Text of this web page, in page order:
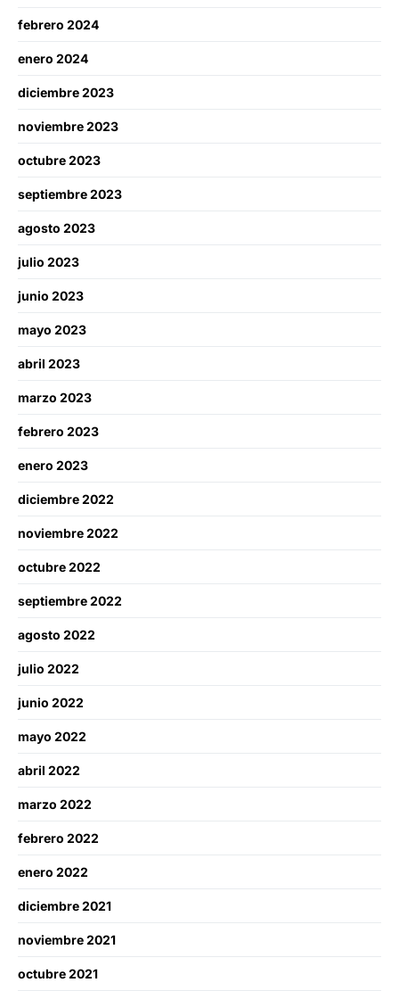
febrero 2024
enero 2024
diciembre 2023
noviembre 2023
octubre 2023
septiembre 2023
agosto 2023
julio 2023
junio 2023
mayo 2023
abril 2023
marzo 2023
febrero 2023
enero 2023
diciembre 2022
noviembre 2022
octubre 2022
septiembre 2022
agosto 2022
julio 2022
junio 2022
mayo 2022
abril 2022
marzo 2022
febrero 2022
enero 2022
diciembre 2021
noviembre 2021
octubre 2021